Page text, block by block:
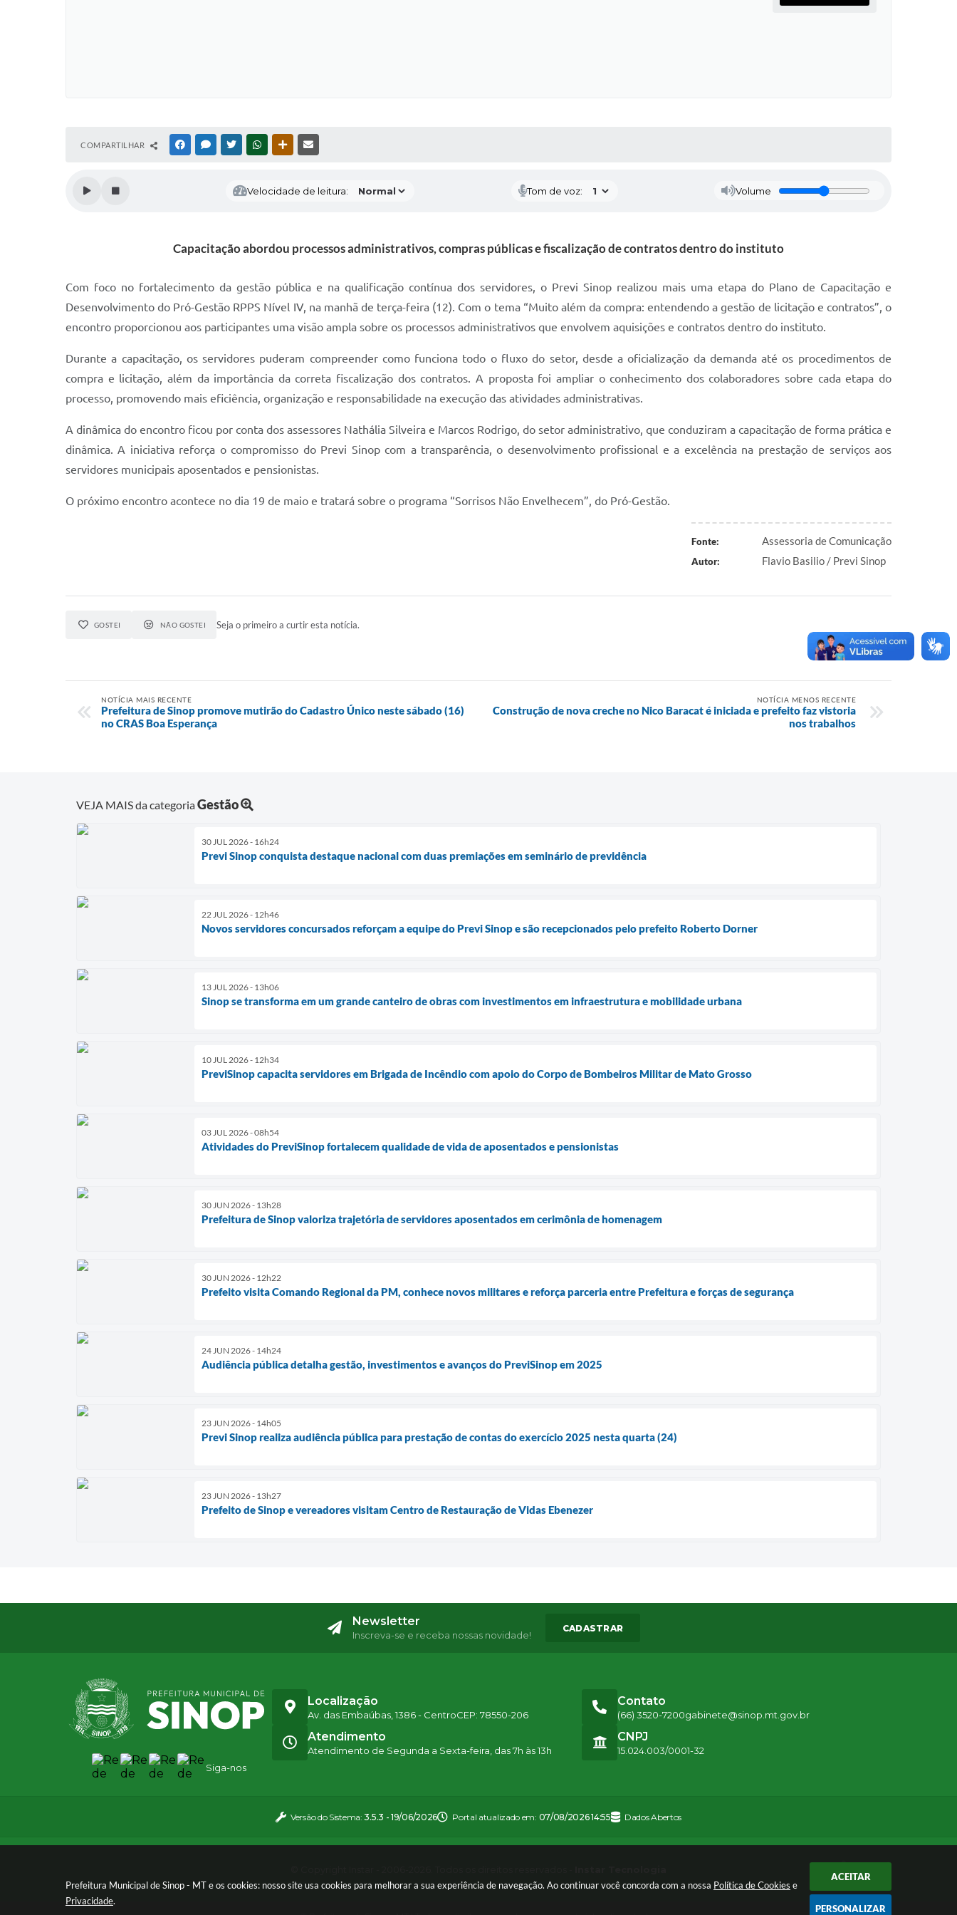
Prefeitura Municipal de Sinop - MT e os cookies: nosso site usa cookies para melhorar a sua experiência de navegação. Ao continuar você concorda com a nossa Política de Cookies e
Privacidade.
ACEITAR
PERSONALIZAR
COMPARTILHAR FACEBOOKMESSENGER
TWITTERWHATSAPPOUTRAS MÍDIAS
Velocidade de leitura: Tom de voz: Volume
Capacitação abordou processos administrativos, compras públicas e fiscalização de contratos dentro do instituto
Com foco no fortalecimento da gestão pública e na qualificação contínua dos servidores, o Previ Sinop realizou mais uma etapa do Plano de Capacitação e
Desenvolvimento do Pró-Gestão RPPS Nível IV, na manhã de terça-feira (12). Com o tema “Muito além da compra: entendendo a gestão de licitação e contratos”, o
encontro proporcionou aos participantes uma visão ampla sobre os processos administrativos que envolvem aquisições e contratos dentro do instituto.
Durante a capacitação, os servidores puderam compreender como funciona todo o fluxo do setor, desde a oficialização da demanda até os procedimentos de
compra e licitação, além da importância da correta fiscalização dos contratos. A proposta foi ampliar o conhecimento dos colaboradores sobre cada etapa do
processo, promovendo mais eficiência, organização e responsabilidade na execução das atividades administrativas.
A dinâmica do encontro ficou por conta dos assessores Nathália Silveira e Marcos Rodrigo, do setor administrativo, que conduziram a capacitação de forma prática e
dinâmica. A iniciativa reforça o compromisso do Previ Sinop com a transparência, o desenvolvimento profissional e a excelência na prestação de serviços aos
servidores municipais aposentados e pensionistas.
O próximo encontro acontece no dia 19 de maio e tratará sobre o programa “Sorrisos Não Envelhecem”, do Pró-Gestão.
Fonte: Assessoria de Comunicação
Autor: Flavio Basilio / Previ Sinop
GOSTEI NÃO GOSTEI Seja o primeiro a curtir esta notícia.
NOTÍCIA MAIS RECENTE
Prefeitura de Sinop promove mutirão do Cadastro Único neste sábado (16)
no CRAS Boa Esperança
NOTÍCIA MENOS RECENTE
Construção de nova creche no Nico Baracat é iniciada e prefeito faz vistoria
nos trabalhos
VEJA MAIS da categoriaGestão
30 JUL 2026 - 16h24
Previ Sinop conquista destaque nacional com duas premiações em seminário de previdência
22 JUL 2026 - 12h46
Novos servidores concursados reforçam a equipe do Previ Sinop e são recepcionados pelo prefeito Roberto Dorner
13 JUL 2026 - 13h06
Sinop se transforma em um grande canteiro de obras com investimentos em infraestrutura e mobilidade urbana
10 JUL 2026 - 12h34
PreviSinop capacita servidores em Brigada de Incêndio com apoio do Corpo de Bombeiros Militar de Mato Grosso
03 JUL 2026 - 08h54
Atividades do PreviSinop fortalecem qualidade de vida de aposentados e pensionistas
30 JUN 2026 - 13h28
Prefeitura de Sinop valoriza trajetória de servidores aposentados em cerimônia de homenagem
30 JUN 2026 - 12h22
Prefeito visita Comando Regional da PM, conhece novos militares e reforça parceria entre Prefeitura e forças de segurança
24 JUN 2026 - 14h24
Audiência pública detalha gestão, investimentos e avanços do PreviSinop em 2025
23 JUN 2026 - 14h05
Previ Sinop realiza audiência pública para prestação de contas do exercício 2025 nesta quarta (24)
23 JUN 2026 - 13h27
Prefeito de Sinop e vereadores visitam Centro de Restauração de Vidas Ebenezer
Newsletter
Inscreva-se e receba nossas novidade!
CADASTRAR
Siga-nos
Localização
Av. das Embaúbas, 1386 - CentroCEP: 78550-206
Contato
(66) 3520-7200gabinete@sinop.mt.gov.br
Atendimento
Atendimento de Segunda a Sexta-feira, das 7h às 13h
CNPJ
15.024.003/0001-32
Versão do Sistema:3.5.3 - 19/06/2026 Portal atualizado em: 07/08/2026 14:55 Dados Abertos